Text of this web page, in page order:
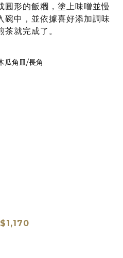
圓形的飯糰，塗上味噌並慢
碗中，並依據喜好添加調味
就完成了。